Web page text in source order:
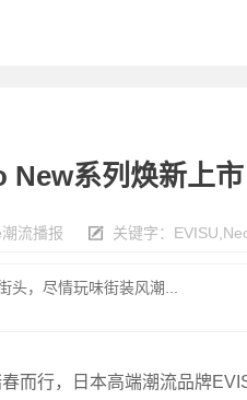
New系列焕新上市
流播报 关键字： EVISU
头，尽情玩味街装风潮...
行，日本高端潮流品牌